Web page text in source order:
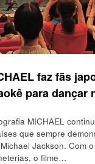
faz fãs
para dançar
MICHAEL
que sempre
Jackson. Com
o filme…